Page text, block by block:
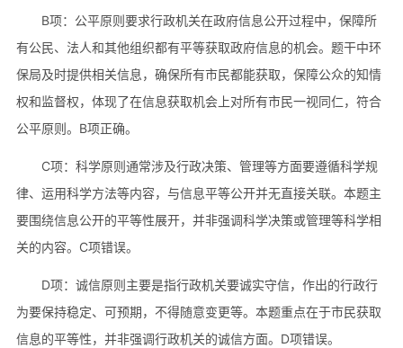
B项：公平原则要求行政机关在政府信息公开过程中，保障所
有公民、法人和其他组织都有平等获取政府信息的机会。题干中环
保局及时提供相关信息，确保所有市民都能获取，保障公众的知情
权和监督权，体现了在信息获取机会上对所有市民一视同仁，符合
公平原则。B项正确。
C项：科学原则通常涉及行政决策、管理等方面要遵循科学规
律、运用科学方法等内容，与信息平等公开并无直接关联。本题主
要围绕信息公开的平等性展开，并非强调科学决策或管理等科学相
关的内容。C项错误。
D项：诚信原则主要是指行政机关要诚实守信，作出的行政行
为要保持稳定、可预期，不得随意变更等。本题重点在于市民获取
信息的平等性，并非强调行政机关的诚信方面。D项错误。